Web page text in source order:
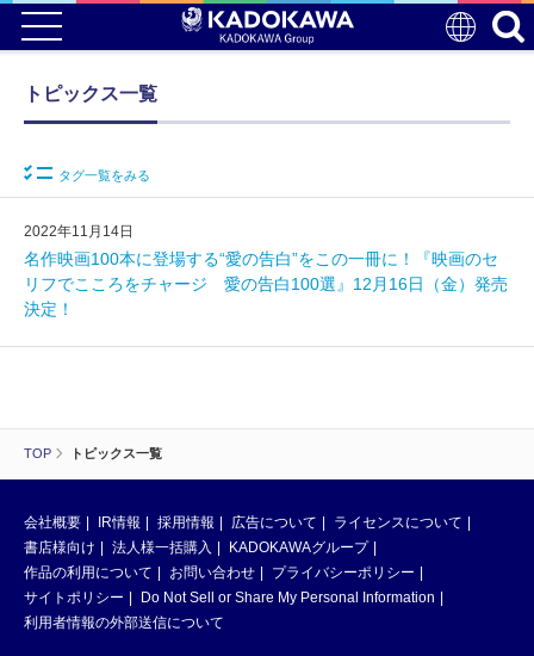
TOP トピックス一覧
トピックス一覧
タグ一覧をみる
2022年11月14日
名作映画100本に登場する“愛の告白”をこの一冊に！『映画のセ
リフでこころをチャージ 愛の告白100選』12月16日（金）発売
決定！
会社概要 IR情報 採用情報 広告について
ライセンスについて
書店様向け
法人様一括購入
KADOKAWAグループ
作品の利用について
お問い合わせ
プライバシーポリシー
サイトポリシー
Do Not Sell or Share My Personal Information
利用者情報の外部送信について